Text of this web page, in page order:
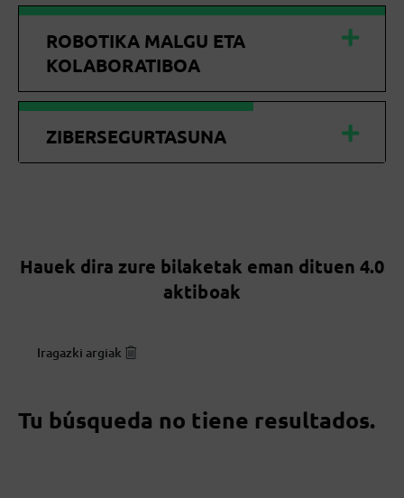
ROBOTIKA MALGU ETA
KOLABORATIBOA
ZIBERSEGURTASUNA
Hauek dira zure bilaketak eman dituen 4.0
aktiboak
Iragazki argiak
Tu búsqueda no tiene resultados.